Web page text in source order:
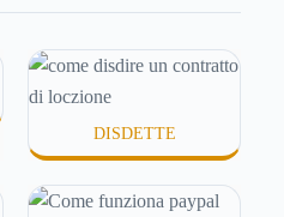
DISDETTE